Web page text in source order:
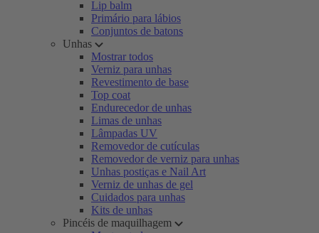
Lip balm
Primário para lábios
Conjuntos de batons
Unhas
Mostrar todos
Verniz para unhas
Revestimento de base
Top coat
Endurecedor de unhas
Limas de unhas
Lâmpadas UV
Removedor de cutículas
Removedor de verniz para unhas
Unhas postiças e Nail Art
Verniz de unhas de gel
Cuidados para unhas
Kits de unhas
Pincéis de maquilhagem